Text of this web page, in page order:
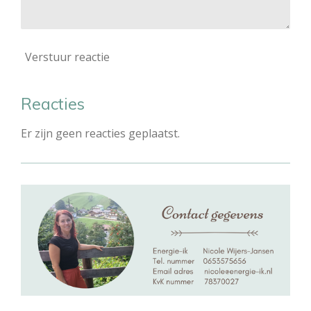
Verstuur reactie
Reacties
Er zijn geen reacties geplaatst.